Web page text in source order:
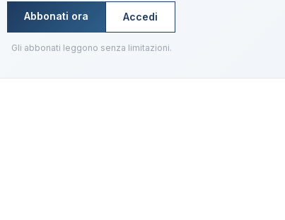
Abbonati ora Accedi
Gli abbonati leggono senza limitazioni.